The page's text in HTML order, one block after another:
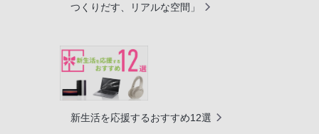
つくりだす、リアルな空間」
新生活を応援するおすすめ12選